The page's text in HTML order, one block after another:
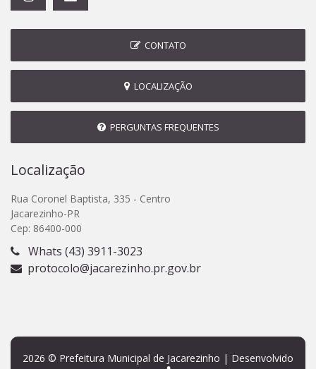
CONTATO
LOCALIZAÇÃO
PERGUNTAS FREQUENTES
Localização
Rua Coronel Baptista, 335 - Centro
Jacarezinho-PR
Cep: 86400-000
Whats (43) 3911-3023
protocolo@jacarezinho.pr.gov.br
2026 © Prefeitura Municipal de Jacarezinho | Desenvolvido